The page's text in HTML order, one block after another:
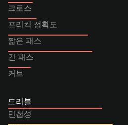
크로스
프리킥 정확도
짧은 패스
긴 패스
커브
드리블
민첩성